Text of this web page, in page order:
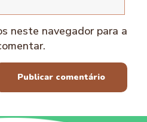
neste navegador para a